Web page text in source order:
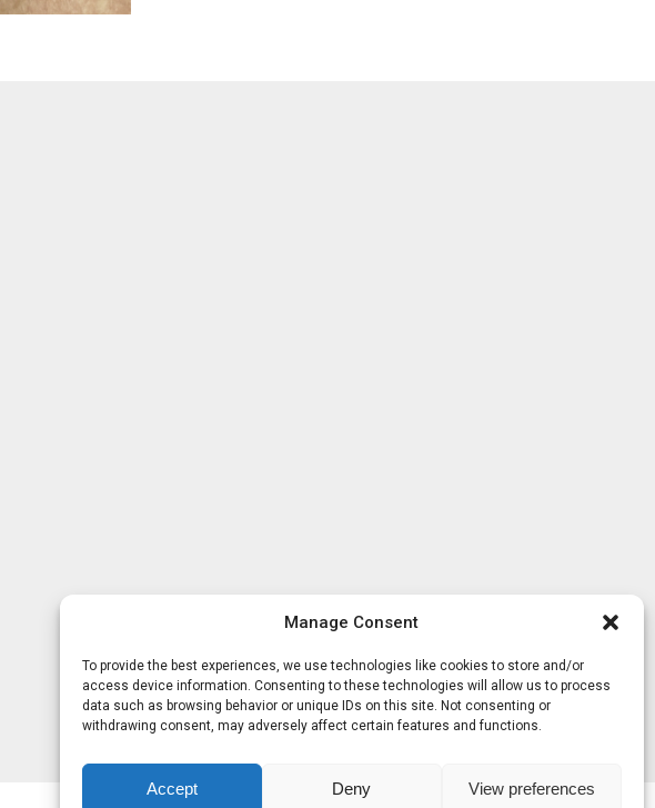
Manage Consent
To provide the best experiences, we use technologies like cookies to store and/or
access device information. Consenting to these technologies will allow us to process
data such as browsing behavior or unique IDs on this site. Not consenting or
withdrawing consent, may adversely affect certain features and functions.
Accept Deny View preferences